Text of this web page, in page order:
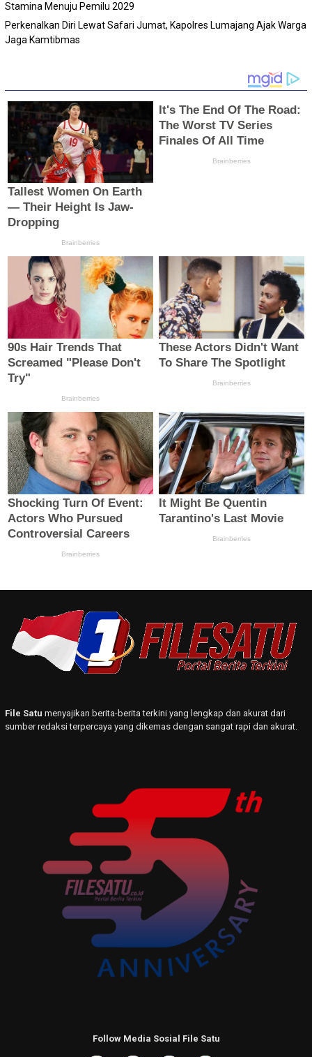
Stamina Menuju Pemilu 2029
Perkenalkan Diri Lewat Safari Jumat, Kapolres Lumajang Ajak Warga
Jaga Kamtibmas
File Satu menyajikan berita-berita terkini yang lengkap dan akurat dari
sumber redaksi terpercaya yang dikemas dengan sangat rapi dan akurat.
Follow Media Sosial File Satu